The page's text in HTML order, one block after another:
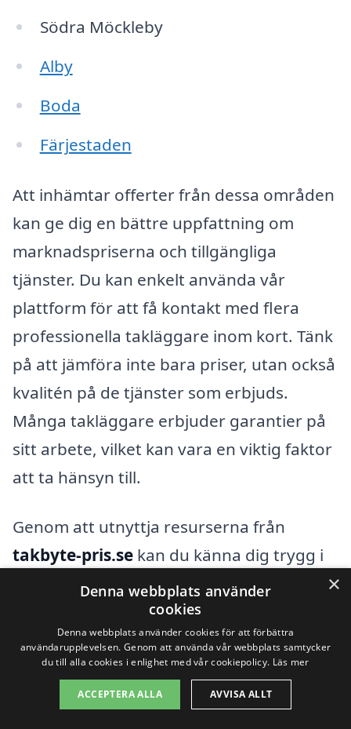
Södra Möckleby
Alby
Boda
Färjestaden
Att inhämtar offerter från dessa områden
kan ge dig en bättre uppfattning om
marknadspriserna och tillgängliga
tjänster. Du kan enkelt använda vår
plattform för att få kontakt med flera
professionella takläggare inom kort. Tänk
på att jämföra inte bara priser, utan också
kvalitén på de tjänster som erbjuds.
Många takläggare erbjuder garantier på
sitt arbete, vilket kan vara en viktig faktor
att ta hänsyn till.
Genom att utnyttja resurserna från
takbyte-pris.se kan du känna dig trygg i
ditt val av entreprenör för takbyte. Vår
tjänst gör det enkelt att få kontakt med
specialister i ditt närområde, vilket sparar
tid och ger dig möjlighet att göra ett
välgrundat val. Dessutom kan du läsa
×
Denna webbplats använder
cookies
Denna webbplats använder cookies för att förbättra
användarupplevelsen. Genom att använda vår webbplats samtycker
du till alla cookies i enlighet med vår cookiepolicy. Läs mer
ACCEPTERA ALLA AVVISA ALLT